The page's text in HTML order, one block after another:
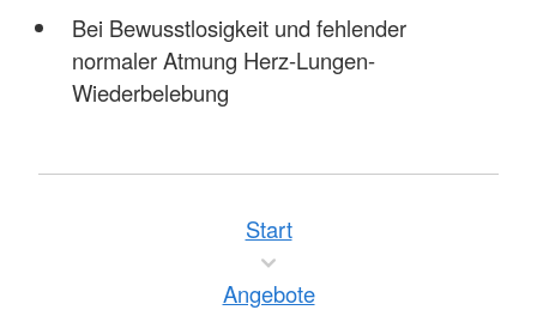
Bei Bewusstlosigkeit und fehlender
normaler Atmung Herz-Lungen-
Wiederbelebung
Start
Angebote